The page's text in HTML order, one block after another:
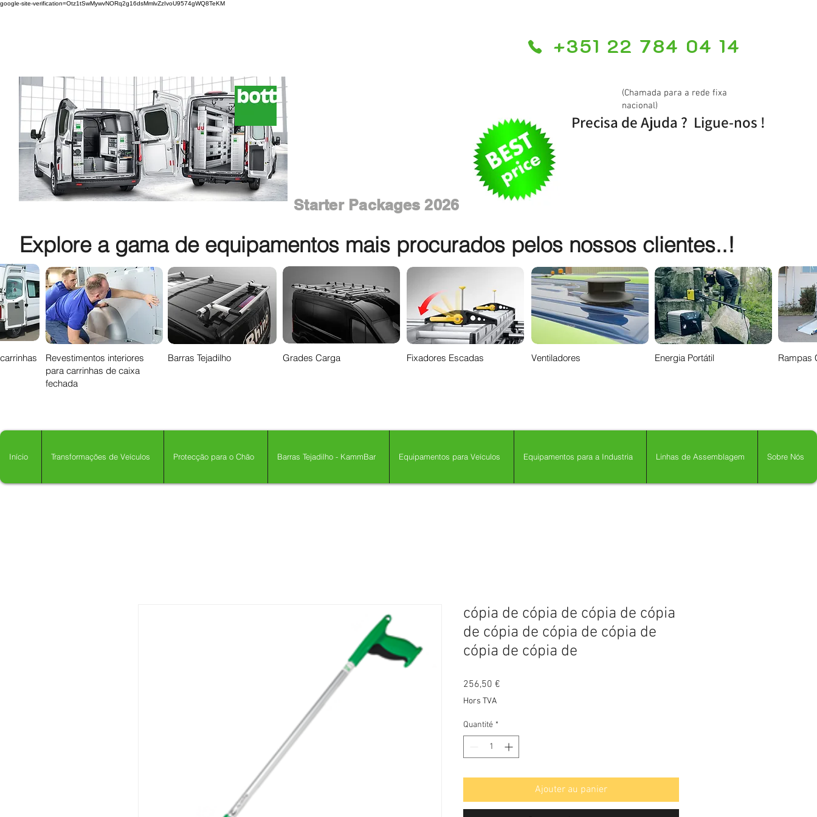
google-site-verification=Otz1tSwMywvNORq2g16dsMmlvZzIvoU9574gWQ8TeKM
+351 22 784 04 14
Starter Packages 2026
(Chamada para a rede fixa
nacional)
Precisa de Ajuda ? Ligue-nos !
Explore a gama de equipamentos mais procurados pelos nossos clientes..!
Revestimentos interiores
para carrinhas de caixa
fechada
Barras Tejadilho Grades Carga Fixadores Escadas Ventiladores Energia Portátil Rampas
Início Transformações de Veículos Protecção para o Chão Barras Tejadilho - KammBar Equipamentos para Veículos Equipamentos para a Industria Linhas de Assemblagem Sobre Nós
cópia de cópia de cópia de cópia
de cópia de cópia de cópia de
cópia de cópia de
256,50 €
Hors TVA
Quantité *
Ajouter au panier